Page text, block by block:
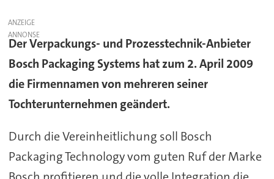
ANZEIGE
Der Verpackungs- und Prozesstechnik-Anbieter
Bosch Packaging Systems hat zum 2. April 2009
die Firmennamen von mehreren seiner
Tochterunternehmen geändert.
Durch die Vereinheitlichung soll Bosch
Packaging Technology vom guten Ruf der Marke